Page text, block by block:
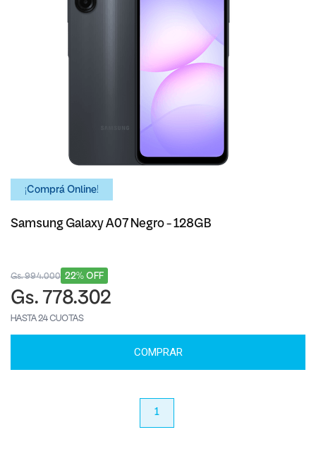
¡Comprá Online!
Samsung Galaxy A07 Negro - 128GB
22% OFF
Gs. 994.000
Gs. 778.302
HASTA 24 CUOTAS
COMPRAR
1